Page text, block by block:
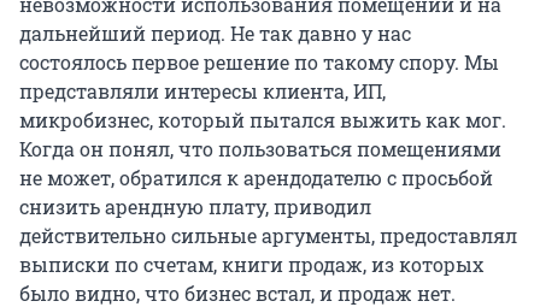
дальнейший период. Не так давно у нас
состоялось первое решение по такому спору. Мы
представляли интересы клиента, ИП,
микробизнес, который пытался выжить как мог.
Когда он понял, что пользоваться помещениями
не может, обратился к арендодателю с просьбой
снизить арендную плату, приводил
действительно сильные аргументы, предоставлял
выписки по счетам, книги продаж, из которых
было видно, что бизнес встал, и продаж нет.